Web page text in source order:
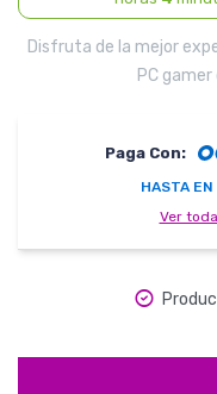
Disfruta de la mejor
PC
Paga Con:
HASTA EN
Ver